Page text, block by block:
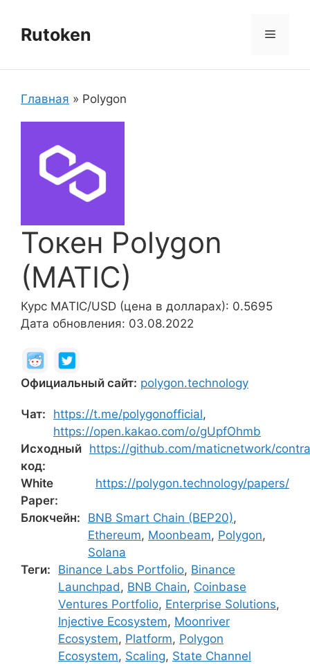
содержимому
Rutoken Меню
Главная » Polygon
Токен Polygon
(MATIC)
Курс MATIC/USD (цена в долларах): 0.5695
Дата обновления: 03.08.2022
Официальный сайт: polygon.technology
Чат: https://t.me/polygonofficial,
https://open.kakao.com/o/gUpfOhmb
Исходный
код:
https://github.com/maticnetwork/
White
Paper:
https://polygon.technology/papers/
Блокчейн: BNB Smart Chain (BEP20),
Ethereum, Moonbeam, Polygon,
Solana
Теги:
Binance Labs Portfolio, Binance
Launchpad, BNB Chain, Coinbase
Ventures Portfolio, Enterprise Solutions,
Injective Ecosystem, Moonriver
Ecosystem, Platform, Polygon
Ecosystem, Scaling, State Channel